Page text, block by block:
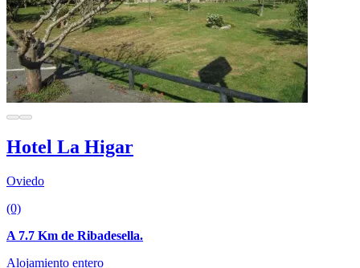
Hotel La Higar
Oviedo
(0)
A 7.7 Km de Ribadesella.
Alojamiento entero